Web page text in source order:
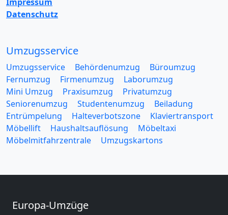
Datenschutz
Umzugsservice
Umzugsservice Behördenumzug
Büroumzug
Fernumzug
Firmenumzug
Laborumzug
Mini Umzug
Praxisumzug
Privatumzug
Seniorenumzug
Studentenumzug
Beiladung
Entrümpelung
Halteverbotszone
Klaviertransport
Möbellift
Haushaltsauflösung
Möbeltaxi
Möbelmitfahrzentrale
Umzugskartons
Europa-Umzüge